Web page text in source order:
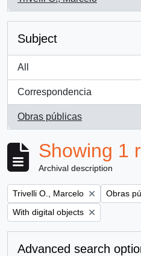
, 1 results
Subject
All
Correspondencia
, 1 results
Obras públicas
, 1 results
Showing 1
Archival description
Remove filter:
Trivelli O., Marcelo Remove
Obras
Remove filter:
With digital objects
Advanced search